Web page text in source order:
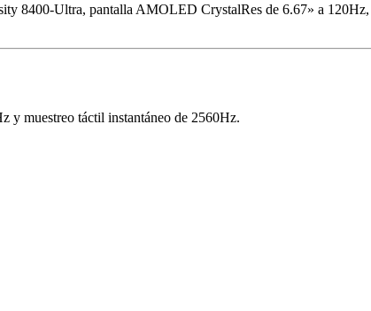
8400-Ultra, pantalla AMOLED CrystalRes de 6.67» a
y muestreo táctil instantáneo de 2560Hz.